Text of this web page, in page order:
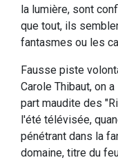
la lumière, sont
que tout, ils
fantasmes ou les
Fausse piste
Carole Thibaut, on
part maudite des
l'été télévisée,
pénétrant dans la
domaine, titre du